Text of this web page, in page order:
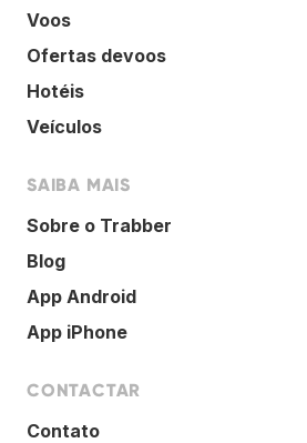
Voos
Ofertas devoos
Hotéis
Veículos
SAIBA MAIS
Sobre o Trabber
Blog
App Android
App iPhone
CONTACTAR
Contato